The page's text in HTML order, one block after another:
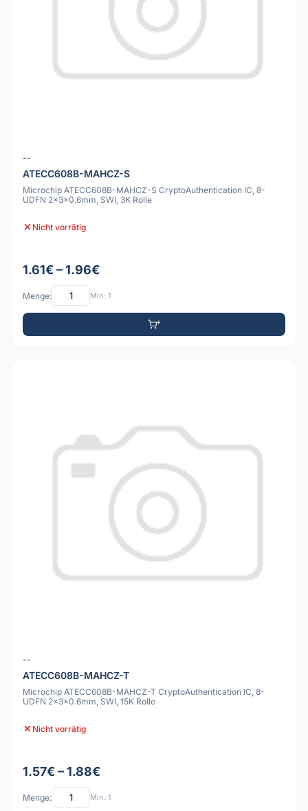
--
ATECC608B-MAHCZ-S
Microchip ATECC608B-MAHCZ-S CryptoAuthentication IC, 8-
UDFN 2x3x0.6mm, SWI, 3K Rolle
Nicht vorrätig
1.61€ – 1.96€
Menge: Min: 1
--
ATECC608B-MAHCZ-T
Microchip ATECC608B-MAHCZ-T CryptoAuthentication IC, 8-
UDFN 2x3x0.6mm, SWI, 15K Rolle
Nicht vorrätig
1.57€ – 1.88€
Menge: Min: 1